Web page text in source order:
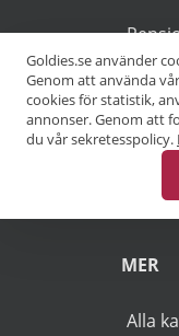
MER
Alla
Goldies.se använder
Genom att använda
cookies för statistik,
annonser. Genom att
du vår sekretesspolicy.